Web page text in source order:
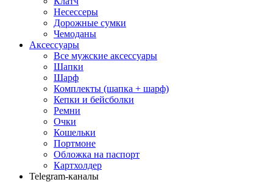
Несессеры
Дорожные сумки
Чемоданы
Аксессуары
Все мужские аксессуары
Шапки
Шарф
Комплекты (шапка + шарф)
Кепки и бейсболки
Ремни
Очки
Кошельки
Портмоне
Обложка на паспорт
Картхолдер
Telegram-каналы